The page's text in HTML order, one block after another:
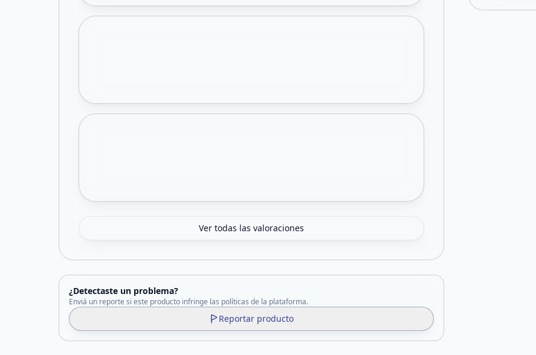
Ver todas las valoraciones
¿Detectaste un problema?
Enviá un reporte si este producto infringe las políticas de la plataforma.
Reportar producto